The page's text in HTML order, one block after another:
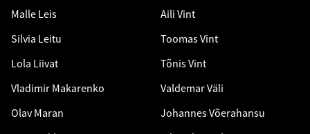
Malle Leis
Silvia Leitu
Lola Liivat
Vladimir Makarenko
Olav Maran
Aili Vint
Toomas Vint
Tõnis Vint
Valdemar Väli
Johannes Võerahansu